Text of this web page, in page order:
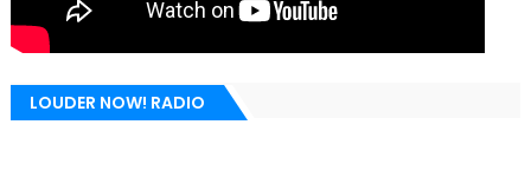
LOUDER NOW! RADIO